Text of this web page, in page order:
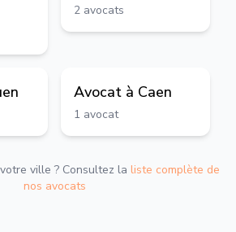
2 avocats
Avocat à Caen
1 avocat
ville ? Consultez la liste complète de
nos avocats